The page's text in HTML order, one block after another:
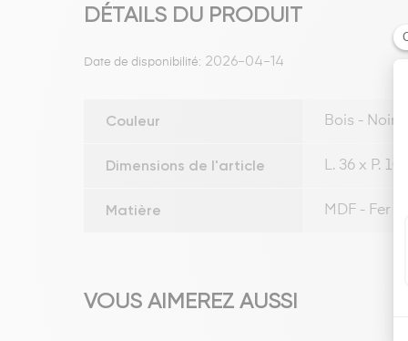
DÉTAILS DU PRODUIT
Date de disponibilité: 2026-04-14
Couleur Bois - Noir
Dimensions de l'article L. 36 x P.
Matière MDF - Fer -
VOUS AIMEREZ AUSSI